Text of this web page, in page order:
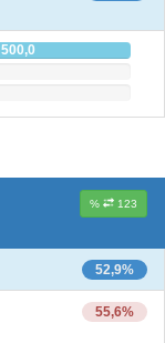
500,0
% 123
52,9%
55,6%